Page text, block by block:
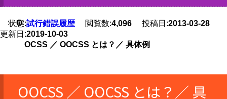
状態:試行錯誤履歴閲覧数:4,096 投稿日:2013-03-28
更新日:2019-10-03
O
OCSS ／ OOCSS とは？／ 具体例
OOCSS ／ OOCSS とは？／ 具